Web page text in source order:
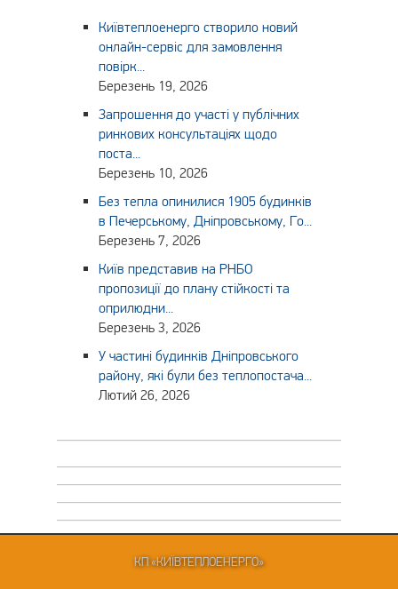
Київтеплоенерго створило новий
онлайн-сервіс для замовлення
повірк...
Березень 19, 2026
Запрошення до участі у публічних
ринкових консультаціях щодо
поста...
Березень 10, 2026
Без тепла опинилися 1905 будинків
в Печерському, Дніпровському, Го...
Березень 7, 2026
Київ представив на РНБО
пропозиції до плану стійкості та
оприлюдни...
Березень 3, 2026
У частині будинків Дніпровського
району, які були без теплопостача...
Лютий 26, 2026
КП «КИЇВТЕПЛОЕНЕРГО»